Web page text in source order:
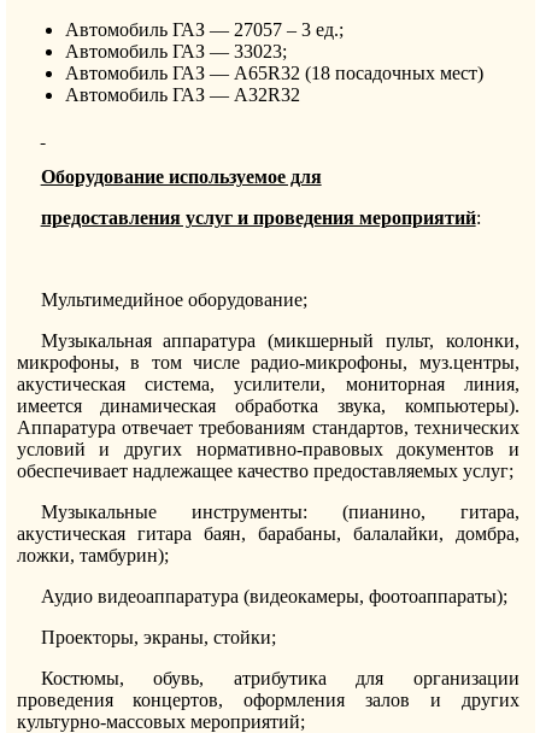
Автомобиль ГАЗ — 27057 – 3 ед.;
Автомобиль ГАЗ — 33023;
Автомобиль ГАЗ — А65R32 (18 посадочных мест)
Автомобиль ГАЗ — А32R32
Оборудование используемое для
предоставления услуг и проведения мероприятий:
Мультимедийное оборудование;
Музыкальная аппаратура (микшерный пульт, колонки,
микрофоны, в том числе радио-микрофоны, муз.центры,
акустическая система, усилители, мониторная линия,
имеется динамическая обработка звука, компьютеры).
Аппаратура отвечает требованиям стандартов, технических
условий и других нормативно-правовых документов и
обеспечивает надлежащее качество предоставляемых услуг;
Музыкальные инструменты: (пианино, гитара,
акустическая гитара баян, барабаны, балалайки, домбра,
ложки, тамбурин);
Аудио видеоаппаратура (видеокамеры, фоотоаппараты);
Проекторы, экраны, стойки;
Костюмы, обувь, атрибутика для организации
проведения концертов, оформления залов и других
культурно-массовых мероприятий;